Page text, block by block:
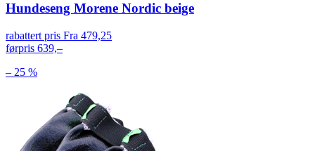
Hundeseng Morene Nordic beige
rabattert pris Fra 479,25
førpris 639,–
– 25 %